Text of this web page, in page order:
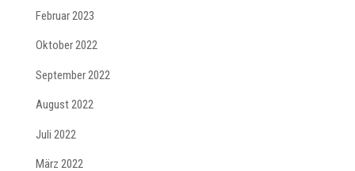
Februar 2023
Oktober 2022
September 2022
August 2022
Juli 2022
März 2022